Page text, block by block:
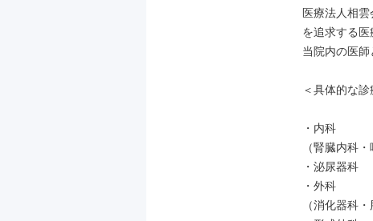
医療法人相
を追求する医
当院内の医師
＜具体的な診
・内科
（腎臓内科
・泌尿器科
・外科
（消化器科・